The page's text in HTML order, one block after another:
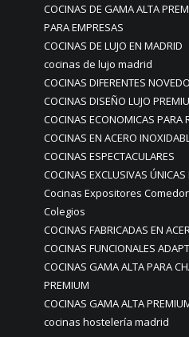
COCINAS DE GAMA ALTA
PARA EMPRESAS
COCINAS DE LUJO EN MADRID
cocinas de lujo madrid
COCINAS DIFERENTES
COCINAS DISEÑO LUJO
COCINAS ECONOMICAS PARA
COCINAS EN ACERO
COCINAS ESPECTACULARES
COCINAS EXCLUSIVAS
Cocinas Expositores
Colegios
COCINAS FABRICADAS EN
COCINAS FUNCIONALES
COCINAS GAMA ALTA PARA
PREMIUM
COCINAS GAMA ALTA
cocinas hostelería madrid